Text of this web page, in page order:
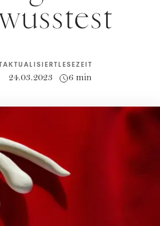
AKTUALISIERT
24.03.2023
LESEZEIT
6 min